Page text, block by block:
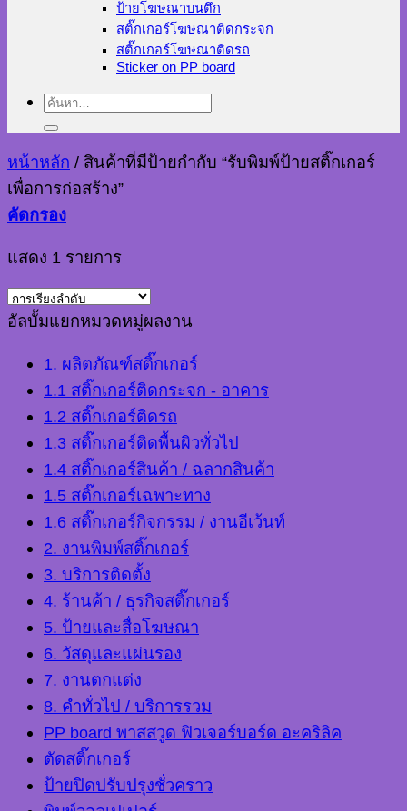
ป้ายโฆษณาบนตึก
สติ๊กเกอร์โฆษณาติดกระจก
สติ๊กเกอร์โฆษณาติดรถ
Sticker on PP board
ค้นหา:
หน้าหลัก / สินค้าที่มีป้ายกำกับ “รับพิมพ์ป้ายสติ๊กเกอร์
เพื่อการก่อสร้าง”
คัดกรอง
แสดง 1 รายการ
อัลบั้มแยกหมวดหมู่ผลงาน
1. ผลิตภัณฑ์สติ๊กเกอร์
1.1 สติ๊กเกอร์ติดกระจก - อาคาร
1.2 สติ๊กเกอร์ติดรถ
1.3 สติ๊กเกอร์ติดพื้นผิวทั่วไป
1.4 สติ๊กเกอร์สินค้า / ฉลากสินค้า
1.5 สติ๊กเกอร์เฉพาะทาง
1.6 สติ๊กเกอร์กิจกรรม / งานอีเว้นท์
2. งานพิมพ์สติ๊กเกอร์
3. บริการติดตั้ง
4. ร้านค้า / ธุรกิจสติ๊กเกอร์
5. ป้ายและสื่อโฆษณา
6. วัสดุและแผ่นรอง
7. งานตกแต่ง
8. คำทั่วไป / บริการรวม
PP board พาสสวูด ฟิวเจอร์บอร์ด อะคริลิค
ตัดสติ๊กเกอร์
ป้ายปิดปรับปรุงชั่วคราว